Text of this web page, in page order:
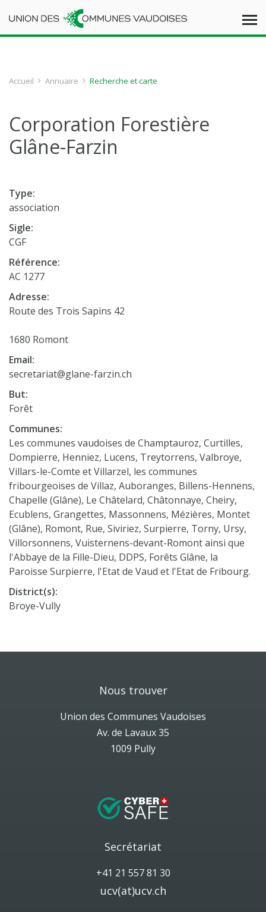
Accueil Annuaire Recherche et carte
Corporation Forestière
Glâne-Farzin
Type:
association
Sigle:
CGF
Référence:
AC 1277
Adresse:
Route des Trois Sapins 42
1680 Romont
Email:
secretariat@glane-farzin.ch
But:
Forêt
Communes:
Les communes vaudoises de Champtauroz, Curtilles,
Dompierre, Henniez, Lucens, Treytorrens, Valbroye,
Villars-le-Comte et Villarzel, les communes
fribourgeoises de Villaz, Auboranges, Billens-Hennens,
Chapelle (Glâne), Le Châtelard, Châtonnaye, Cheiry,
Ecublens, Grangettes, Massonnens, Mézières, Montet
(Glâne), Romont, Rue, Siviriez, Surpierre, Torny, Ursy,
Villorsonnens, Vuisternens-devant-Romont ainsi que
l'Abbaye de la Fille-Dieu, DDPS, Forêts Glâne, la
Paroisse Surpierre, l'Etat de Vaud et l'Etat de Fribourg.
District(s):
Broye-Vully
Nous trouver
Union des Communes Vaudoises
Av. de Lavaux 35
1009 Pully
Secrétariat
+41 21 557 81 30
ucv(at)ucv.ch